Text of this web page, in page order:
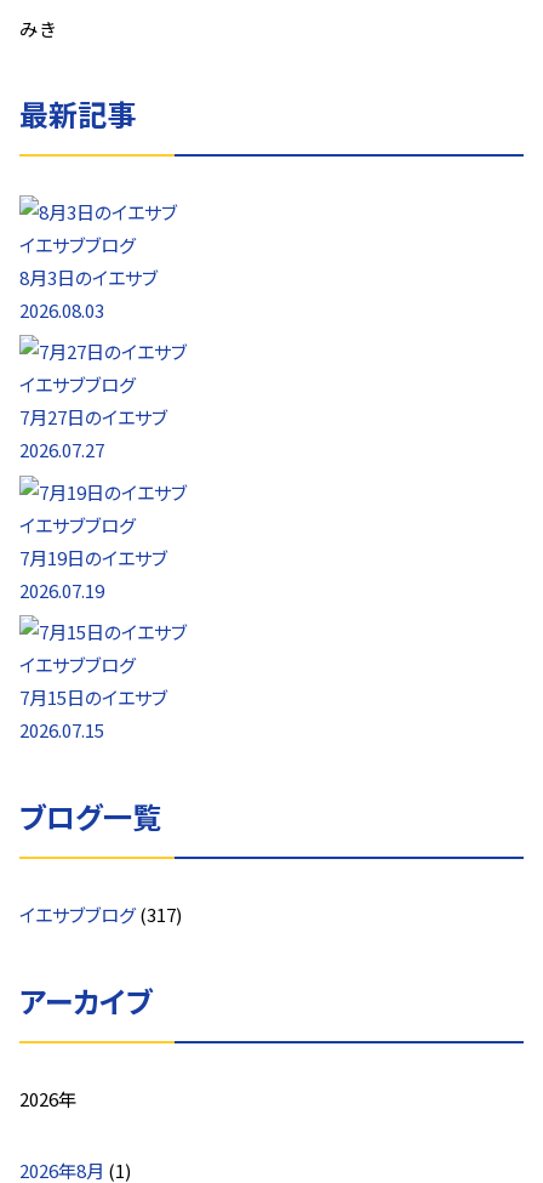
みき
最新記事
イエサブブログ
8月3日のイエサブ
2026.08.03
イエサブブログ
7月27日のイエサブ
2026.07.27
イエサブブログ
7月19日のイエサブ
2026.07.19
イエサブブログ
7月15日のイエサブ
2026.07.15
ブログ一覧
イエサブブログ(317)
アーカイブ
2026年
2026年8月 (1)